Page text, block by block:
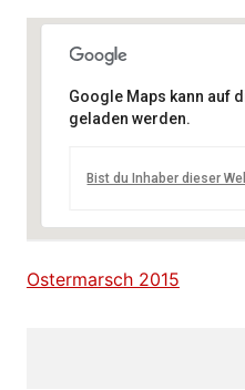
Google Maps kann auf
geladen werden.
Bist du Inhaber dieser
Ostermarsch 2015